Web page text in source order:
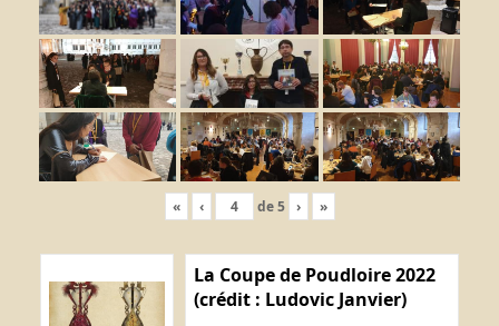
« ‹ de5 › »
La Coupe de Poudloire 2022
(crédit : Ludovic Janvier)